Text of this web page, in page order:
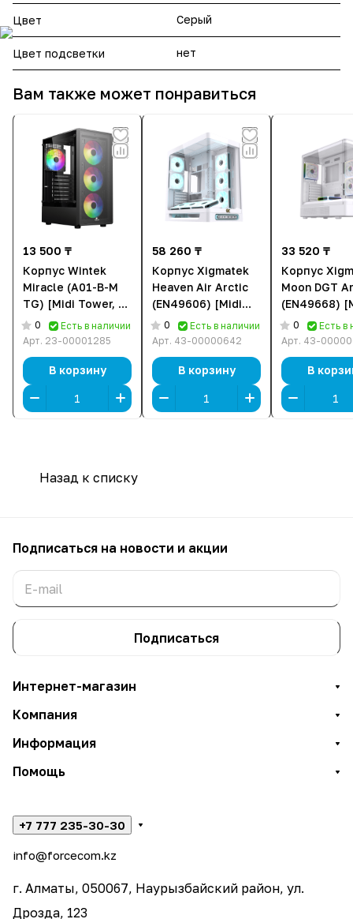
Цвет Серый
Цвет подсветки нет
Вам также может понравиться
13 500 ₸
Корпус Wintek
Miracle (A01-B-M
TG) [Midi Tower, 4
x 120 мм FRGB,
Черный]
0
Есть в наличии
Арт. 23-00001285
В корзину
58 260 ₸
Корпус Xigmatek
Heaven Air Arctic
(EN49606) [Midi
Tower, Белый]
0
Есть в наличии
Арт. 43-00000642
В корзину
33 520 ₸
Корпус
Moon DGT
(EN49668)
Tower,
0
Есть в
Арт. 43-
В
Назад к списку
Подписаться на новости и акции
Подписаться
Интернет-магазин
Компания
Информация
Помощь
+7 777 235-30-30
info@forcecom.kz
г. Алматы, 050067, Наурызбайский район, ул.
Дрозда, 123